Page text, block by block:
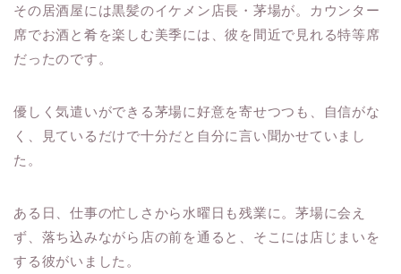
その居酒屋には黒髪のイケメン店長・茅場が。カウンター
席でお酒と肴を楽しむ美季には、彼を間近で見れる特等席
だったのです。
優しく気遣いができる茅場に好意を寄せつつも、自信がな
く、見ているだけで十分だと自分に言い聞かせていまし
た。
ある日、仕事の忙しさから水曜日も残業に。茅場に会え
ず、落ち込みながら店の前を通ると、そこには店じまいを
する彼がいました。